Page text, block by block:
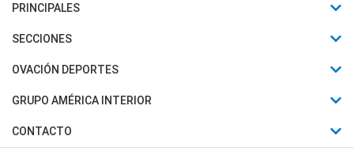
PRINCIPALES
Últimas Noticias
Política
Judiciales
SECCIONES
Horóscopo
Motores
Trucos caseros
OVACIÓN DEPORTES
Fútbol
Mundial
GRUPO AMÉRICA INTERIOR
Canal 7 en Vivo
CONTACTO